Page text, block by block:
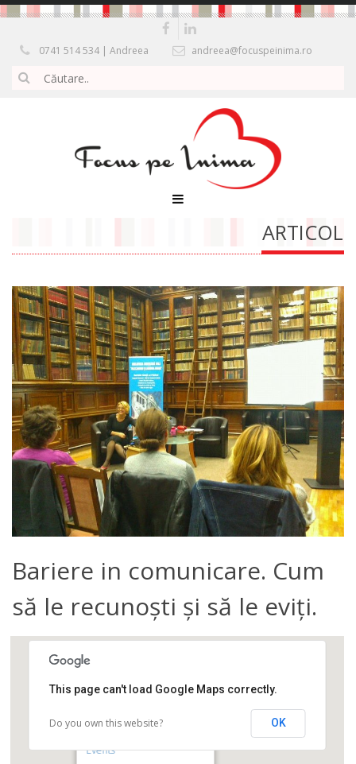
0741 514 534 | Andreea andreea@focuspeinima.ro
ARTICOL
Bariere in comunicare. Cum
să le recunoști și să le eviți.
SanThe Fitoceainarie
Events
This page can't load Google Maps correctly.
Do you own this website? OK